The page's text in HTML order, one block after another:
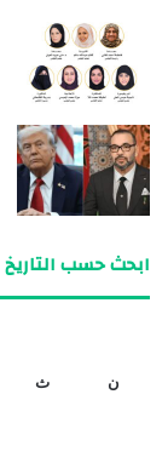
ابحث حسب التاريخ
ن ث